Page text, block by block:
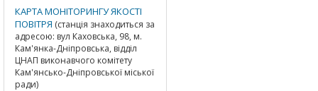
КАРТА МОНІТОРИНГУ ЯКОСТІ
ПОВІТРЯ (станція знаходиться за
адресою: вул Каховська, 98, м.
Кам'янка-Дніпровська, відділ
ЦНАП виконавчого комітету
Кам'янсько-Дніпровської міської
ради)